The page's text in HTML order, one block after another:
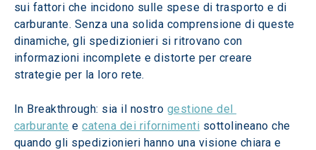
sui fattori che incidono sulle spese di trasporto e di
carburante. Senza una solida comprensione di queste
dinamiche, gli spedizionieri si ritrovano con
informazioni incomplete e distorte per creare
strategie per la loro rete.
In Breakthrough: sia il nostro gestione del
carburante e catena dei rifornimenti sottolineano che
quando gli spedizionieri hanno una visione chiara e